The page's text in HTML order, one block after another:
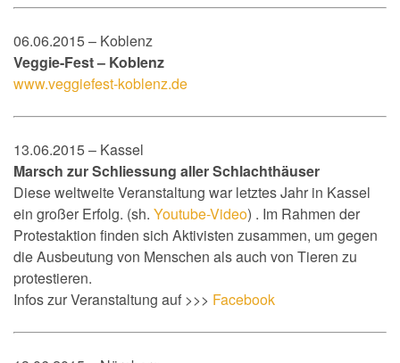
06.06.2015 – Koblenz
Veggie-Fest – Koblenz
www.veggiefest-koblenz.de
13.06.2015 – Kassel
Marsch zur Schliessung aller Schlachthäuser
Diese weltweite Veranstaltung war letztes Jahr in Kassel
ein großer Erfolg. (sh. Youtube-Video) . Im Rahmen der
Protestaktion finden sich Aktivisten zusammen, um gegen
die Ausbeutung von Menschen als auch von Tieren zu
protestieren.
Infos zur Veranstaltung auf >>> Facebook